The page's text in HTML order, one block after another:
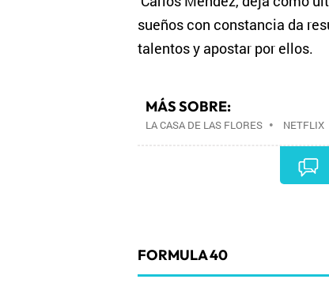
sueños con constancia da
talentos y apostar por ellos.
MÁS SOBRE:
LA CASA DE LAS FLORES• NETFLIX
•
EMPRESAS
FORMULA 40